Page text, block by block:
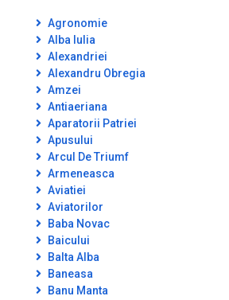
Agronomie
Alba Iulia
Alexandriei
Alexandru Obregia
Amzei
Antiaeriana
Aparatorii Patriei
Apusului
Arcul De Triumf
Armeneasca
Aviatiei
Aviatorilor
Baba Novac
Baicului
Balta Alba
Baneasa
Banu Manta